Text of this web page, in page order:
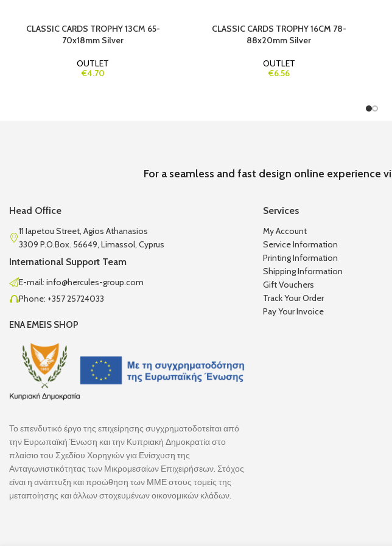
CLASSIC CARDS TROPHY 13CM 65-
70x18mm Silver
OUTLET
€4.70
CLASSIC CARDS TROPHY 16CM 78-
88x20mm Silver
OUTLET
€6.56
For a seamless and fast design online experience
Head Office
11 Iapetou Street, Agios Athanasios
3309 P.O.Box. 56649, Limassol, Cyprus
International Support Team
E-mail: info@hercules-group.com
Phone: +357 25724033
ENA EMEIS SHOP
Το επενδυτικό έργο της επιχείρησης συγχρηματοδοτείται από
την Ευρωπαϊκή Ένωση και την Κυπριακή Δημοκρατία στο
πλαίσιο του Σχεδίου Χορηγιών για Ενίσχυση της
Ανταγωνιστικότητας των Μικρομεσαίων Επιχειρήσεων. Στόχος
είναι η ανάπτυξη και προώθηση των ΜΜΕ στους τομείς της
μεταποίησης και άλλων στοχευμένων οικονομικών κλάδων.
Services
My Account
Service Information
Printing Information
Shipping Information
Gift Vouchers
Track Your Order
Pay Your Invoice